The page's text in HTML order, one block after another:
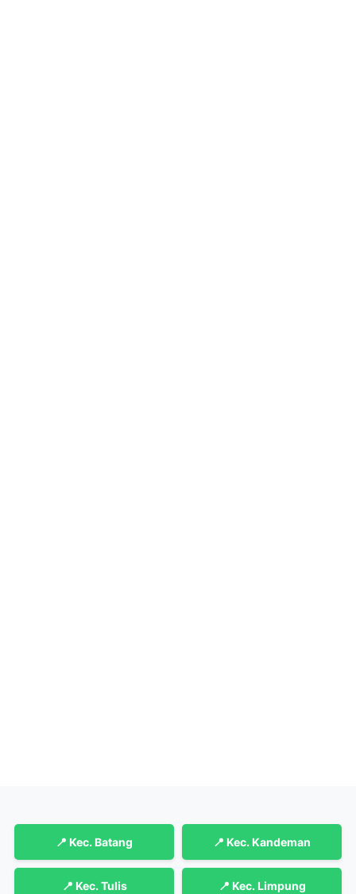
📍 Kec. Batang 📍 Kec. Kandeman
📍 Kec. Tulis 📍 Kec. Limpung